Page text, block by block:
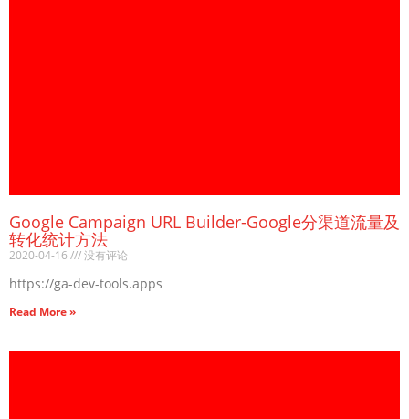
Google Campaign URL Builder-Google分渠道流量及
转化统计方法
2020-04-16 没有评论
https://ga-dev-tools.apps
Read More »